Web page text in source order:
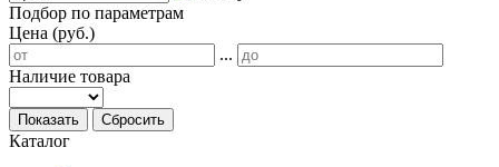
Подбор по параметрам
Цена (руб.)
...
Наличие товара
Показать Сбросить
Каталог